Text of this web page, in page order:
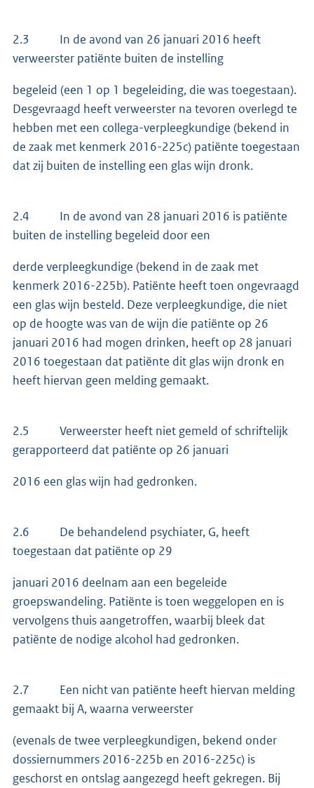
2.3 In de avond van 26 januari 2016 heeft
verweerster patiënte buiten de instelling
begeleid (een 1 op 1 begeleiding, die was toegestaan).
Desgevraagd heeft verweerster na tevoren overlegd te
hebben met een collega-verpleegkundige (bekend in
de zaak met kenmerk 2016-225c) patiënte toegestaan
dat zij buiten de instelling een glas wijn dronk.
2.4 In de avond van 28 januari 2016 is patiënte
buiten de instelling begeleid door een
derde verpleegkundige (bekend in de zaak met
kenmerk 2016-225b). Patiënte heeft toen ongevraagd
een glas wijn besteld. Deze verpleegkundige, die niet
op de hoogte was van de wijn die patiënte op 26
januari 2016 had mogen drinken, heeft op 28 januari
2016 toegestaan dat patiënte dit glas wijn dronk en
heeft hiervan geen melding gemaakt.
2.5 Verweerster heeft niet gemeld of schriftelijk
gerapporteerd dat patiënte op 26 januari
2016 een glas wijn had gedronken.
2.6 De behandelend psychiater, G, heeft
toegestaan dat patiënte op 29
januari 2016 deelnam aan een begeleide
groepswandeling. Patiënte is toen weggelopen en is
vervolgens thuis aangetroffen, waarbij bleek dat
patiënte de nodige alcohol had gedronken.
2.7 Een nicht van patiënte heeft hiervan melding
gemaakt bij A, waarna verweerster
(evenals de twee verpleegkundigen, bekend onder
dossiernummers 2016-225b en 2016-225c) is
geschorst en ontslag aangezegd heeft gekregen. Bij